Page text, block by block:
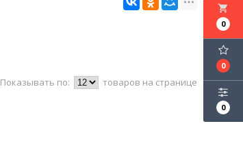
local_grocery_store
0
0
0
Показывать по: товаров на странице